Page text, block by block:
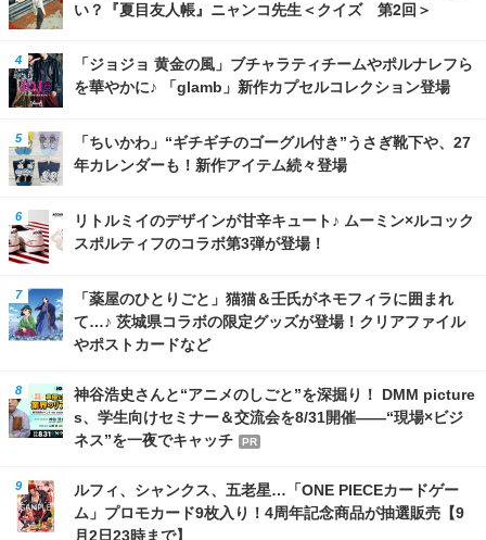
い？『夏目友人帳』ニャンコ先生＜クイズ 第2回＞
「ジョジョ 黄金の風」ブチャラティチームやポルナレフら
を華やかに♪ 「glamb」新作カプセルコレクション登場
「ちいかわ」“ギチギチのゴーグル付き”うさぎ靴下や、27
年カレンダーも！新作アイテム続々登場
リトルミイのデザインが甘辛キュート♪ ムーミン×ルコック
スポルティフのコラボ第3弾が登場！
「薬屋のひとりごと」猫猫＆壬氏がネモフィラに囲まれ
て…♪ 茨城県コラボの限定グッズが登場！クリアファイル
やポストカードなど
神谷浩史さんと“アニメのしごと”を深掘り！ DMM picture
s、学生向けセミナー＆交流会を8/31開催――“現場×ビジ
ネス”を一夜でキャッチ
PR
ルフィ、シャンクス、五老星…「ONE PIECEカードゲー
ム」プロモカード9枚入り！4周年記念商品が抽選販売【9
月2日23時まで】